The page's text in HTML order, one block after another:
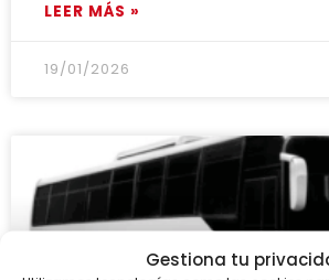
Gestiona tu
LEER MÁS »
19/01/2026